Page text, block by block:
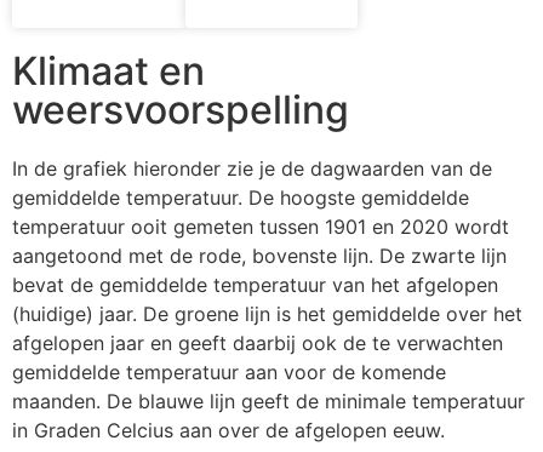
Klimaat en
weersvoorspelling
In de grafiek hieronder zie je de dagwaarden van de
gemiddelde temperatuur. De hoogste gemiddelde
temperatuur ooit gemeten tussen 1901 en 2020 wordt
aangetoond met de rode, bovenste lijn. De zwarte lijn
bevat de gemiddelde temperatuur van het afgelopen
(huidige) jaar. De groene lijn is het gemiddelde over het
afgelopen jaar en geeft daarbij ook de te verwachten
gemiddelde temperatuur aan voor de komende
maanden. De blauwe lijn geeft de minimale temperatuur
in Graden Celcius aan over de afgelopen eeuw.